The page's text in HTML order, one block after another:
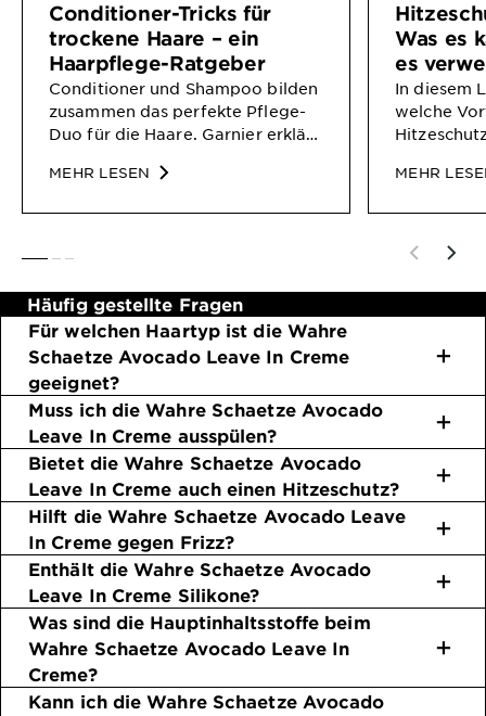
Conditioner-Tricks für
trockene Haare – ein
Haarpflege-Ratgeber
Conditioner und Shampoo bilden
zusammen das perfekte Pflege-
Duo für die Haare. Garnier erklärt
Conditioner-Wahl und gibt
MEHR LESEN
Was es
es
In diesem
welche
MEHR
Häufig gestellte Fragen
Für welchen Haartyp ist die Wahre
Schaetze Avocado Leave In Creme
geeignet?
Muss ich die Wahre Schaetze Avocado
Leave In Creme ausspülen?
Bietet die Wahre Schaetze Avocado
Leave In Creme auch einen Hitzeschutz?
Hilft die Wahre Schaetze Avocado Leave
In Creme gegen Frizz?
Enthält die Wahre Schaetze Avocado
Leave In Creme Silikone?
Was sind die Hauptinhaltsstoffe beim
Wahre Schaetze Avocado Leave In
Creme?
Kann ich die Wahre Schaetze Avocado